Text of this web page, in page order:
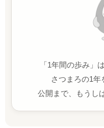
「1年間の歩み」
さつまろの1年
公開まで、もうし